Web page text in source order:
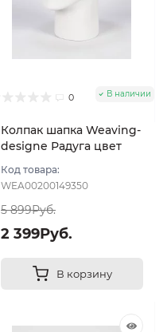
0 В наличии
Колпак шапка Weaving-
designe Радуга цвет
Код товара:
WEA00200149350
5 899Руб.
2 399Руб.
В корзину